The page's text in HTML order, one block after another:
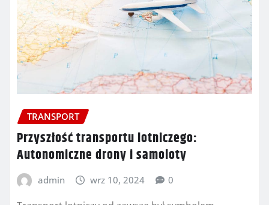
TRANSPORT
Przyszłość transportu lotniczego:
Autonomiczne drony i samoloty
admin wrz 10, 2024 0